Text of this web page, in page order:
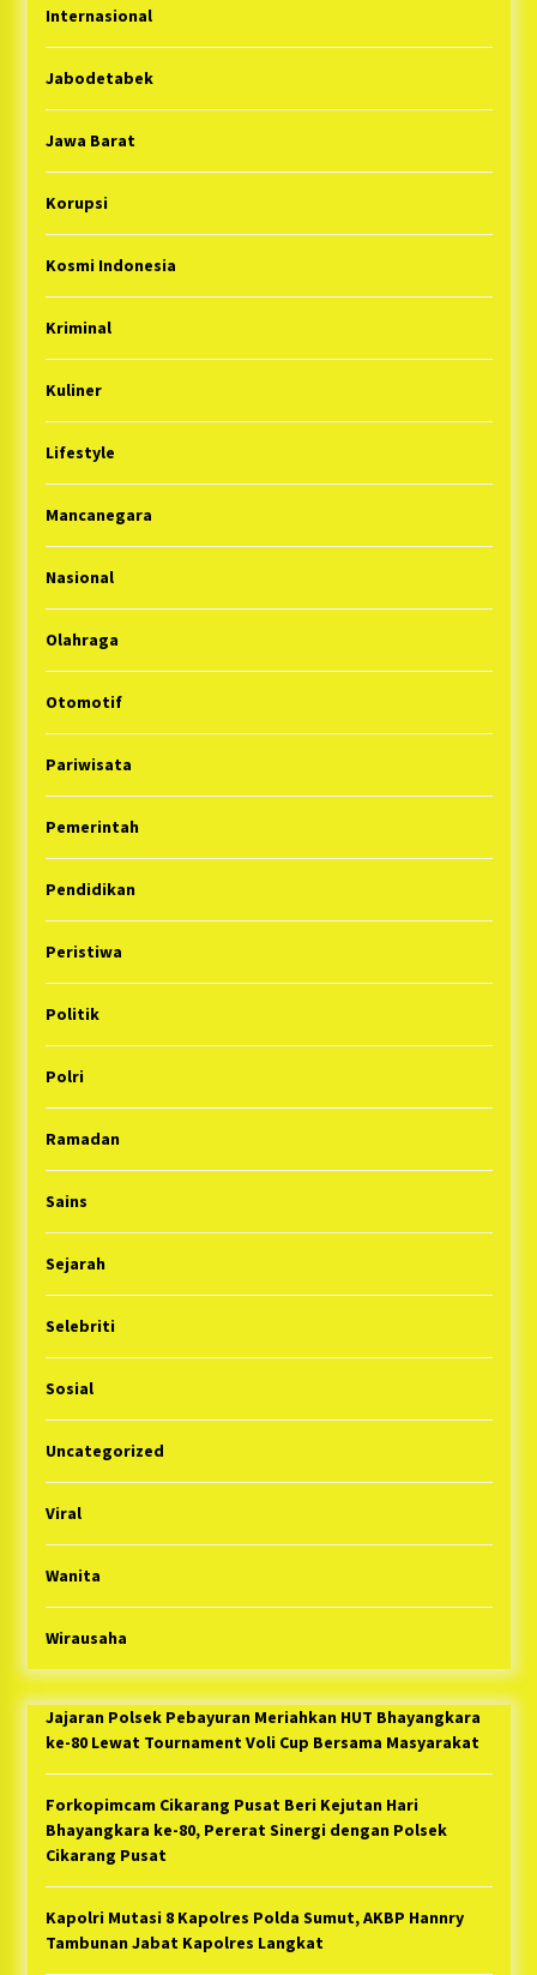
Internasional
Jabodetabek
Jawa Barat
Korupsi
Kosmi Indonesia
Kriminal
Kuliner
Lifestyle
Mancanegara
Nasional
Olahraga
Otomotif
Pariwisata
Pemerintah
Pendidikan
Peristiwa
Politik
Polri
Ramadan
Sains
Sejarah
Selebriti
Sosial
Uncategorized
Viral
Wanita
Wirausaha
Jajaran Polsek Pebayuran Meriahkan HUT Bhayangkara
ke-80 Lewat Tournament Voli Cup Bersama Masyarakat
Forkopimcam Cikarang Pusat Beri Kejutan Hari
Bhayangkara ke-80, Pererat Sinergi dengan Polsek
Cikarang Pusat
Kapolri Mutasi 8 Kapolres Polda Sumut, AKBP Hannry
Tambunan Jabat Kapolres Langkat